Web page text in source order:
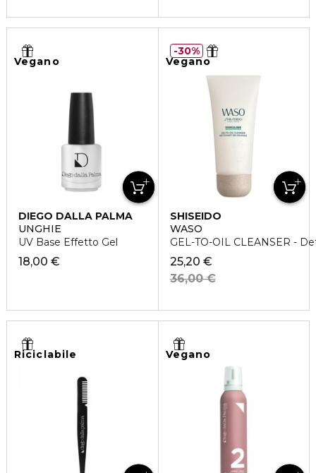
Vegano
DIEGO DALLA PALMA
UNGHIE
UV Base Effetto Gel
18,00 €
Vegano
SHISEIDO
WASO
GEL-TO-OIL CLEANSER -
25,20 €
36,00 €
30%
Riciclabile Vegano